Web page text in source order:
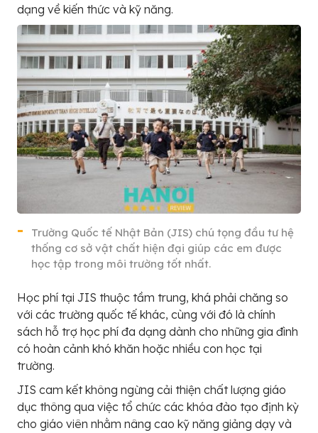
dạng về kiến thức và kỹ năng.
Trường Quốc tế Nhật Bản (JIS) chú tọng đầu tư hệ
thống cơ sở vật chất hiện đại giúp các em được
học tập trong môi trường tốt nhất.
Học phí tại JIS thuộc tầm trung, khá phải chăng so
với các trường quốc tế khác, cùng với đó là chính
sách hỗ trợ học phí đa dạng dành cho những gia đình
có hoàn cảnh khó khăn hoặc nhiều con học tại
trường.
JIS cam kết không ngừng cải thiện chất lượng giáo
dục thông qua việc tổ chức các khóa đào tạo định kỳ
cho giáo viên nhằm nâng cao kỹ năng giảng dạy và